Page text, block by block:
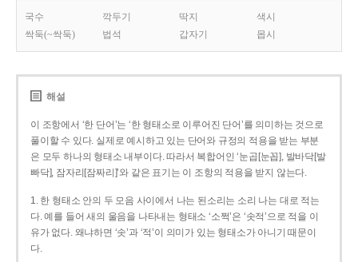
국수 깍두기 딱지
색시
싹둑(~싹둑)
법석 갑자기 몹시
해설
이 조항에서 ‘한 단어’는 ‘한 형태소로 이루어진 단어’를 의미하는 것으로
풀이할 수 있다. 실제로 예시하고 있는 단어와 규정의 적용을 받는 부분
은 모두 하나의 형태소 내부이다. 따라서 복합어인 ‘눈곱[눈꼽], 발바닥[발
빠닥], 잠자리[잠짜리]’와 같은 표기는 이 조항의 적용을 받지 않는다.
1. 한 형태소 안의 두 모음 사이에서 나는 된소리는 소리 나는 대로 적는
다. 예를 들어 새의 울음을 나타내는 형태소 ‘소쩍’은 ‘솟적’으로 적을 이
유가 없다. 왜냐하면 ‘솟’과 ‘적’이 의미가 있는 형태소가 아니기 때문이
다.